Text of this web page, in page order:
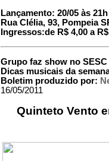
Lançamento: 20/05 às
Rua Clélia, 93, Pompeia
Ingressos:de R$ 4,00 a
Grupo faz show no SESC
Dicas musicais da
Boletim produzido por:
16/05/2011
Quinteto Vento